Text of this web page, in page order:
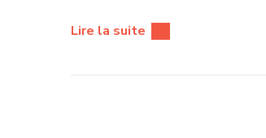
Lire la suite